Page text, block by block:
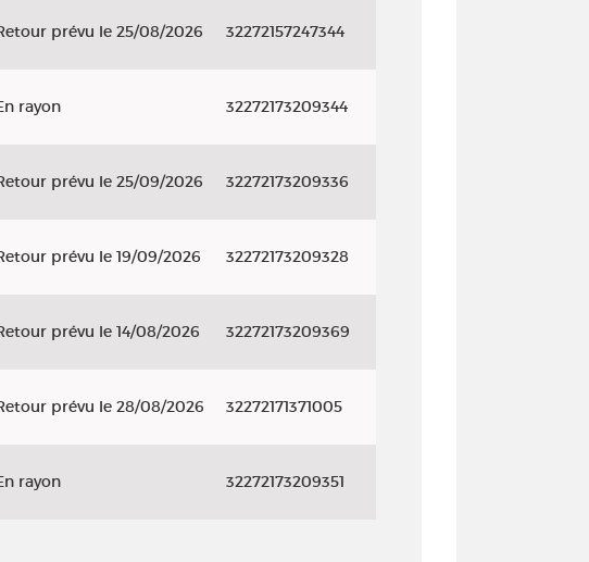
prévu le 25/08/2026 32272157247344
rayon 32272173209344
prévu le 25/09/2026 32272173209336
prévu le 19/09/2026 32272173209328
prévu le 14/08/2026 32272173209369
prévu le 28/08/2026 32272171371005
rayon 32272173209351